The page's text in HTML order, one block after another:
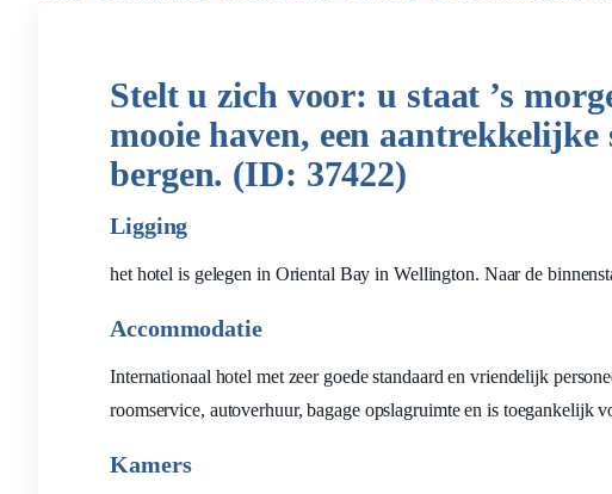
Stelt u zich voor: u staat ’s
mooie haven, een
bergen. (ID: 37422)
Ligging
het hotel is gelegen in Oriental Bay in Wellington. Naar de
Accommodatie
Internationaal hotel met zeer goede standaard en vriendelijk
roomservice, autoverhuur, bagage opslagruimte en is toegankelijk
Kamers